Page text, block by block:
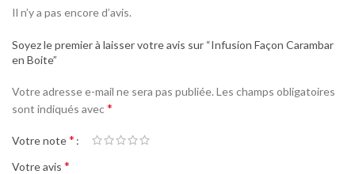
Il n’y a pas encore d’avis.
Soyez le premier à laisser votre avis sur “Infusion Façon Carambar
en Boite”
Votre adresse e-mail ne sera pas publiée. Les champs obligatoires
sont indiqués avec*
Votre note*
Votre avis *